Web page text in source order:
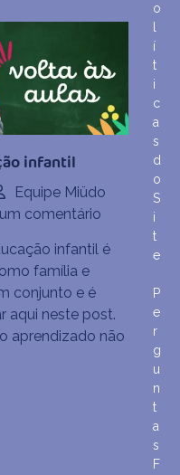
infantil
Equipe Miüdo
comentário
importância
educação
infantil
infantil é
família e
conjunto e é
aqui neste post.
aprendizado não
o
í
t
i
c
a
s
d
o
S
i
t
e
P
e
r
g
u
n
t
a
s
F